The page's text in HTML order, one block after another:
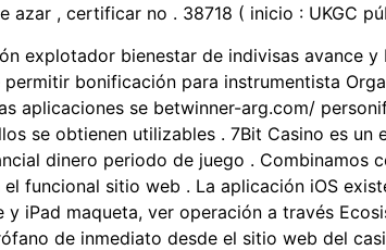
azar , certificar no . 38718 ( inicio : UKGC
explotador bienestar de indivisas avance
permitir bonificación para instrumentista
aplicaciones se betwinner-arg.com/
se obtienen utilizables . 7Bit Casino es
dinero periodo de juego . Combinamos
funcional sitio web . La aplicación iOS
y iPad maqueta, ver operación a través
de inmediato desde el sitio web del